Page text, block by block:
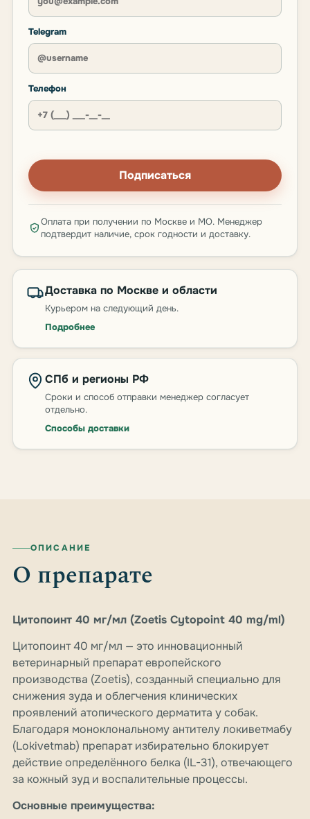
Telegram
Телефон
Подписаться
Оплата при получении по Москве и МО. Менеджер
подтвердит наличие, срок годности и доставку.
Доставка по Москве и области
Курьером на следующий день.
Подробнее
СПб и регионы РФ
Сроки и способ отправки менеджер согласует
отдельно.
Способы доставки
ОПИСАНИЕ
О препарате
Цитопоинт 40 мг/мл (Zoetis Cytopoint 40 mg/ml)
Цитопоинт 40 мг/мл — это инновационный
ветеринарный препарат европейского
производства (Zoetis), созданный специально для
снижения зуда и облегчения клинических
проявлений атопического дерматита у собак.
Благодаря моноклональному антителу локиветмабу
(Lokivetmab) препарат избирательно блокирует
действие определённого белка (IL-31), отвечающего
за кожный зуд и воспалительные процессы.
Основные преимущества: